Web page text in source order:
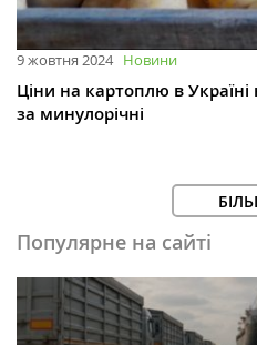
9 жовтня 2024 Новини
Ціни на картоплю в
за минулорічні
Популярне на сайті